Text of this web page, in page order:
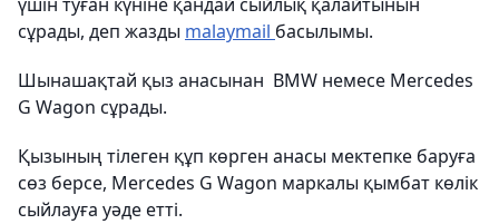
үшін туған күніне қандай сыйлық қалайтынын
сұрады, деп жазды malaymail басылымы.
Шынашақтай қыз анасынан BMW немесе Mercedes
G Wagon сұрады.
Қызының тілеген құп көрген анасы мектепке баруға
сөз берсе, Mercedes G Wagon маркалы қымбат көлік
сыйлауға уәде етті.